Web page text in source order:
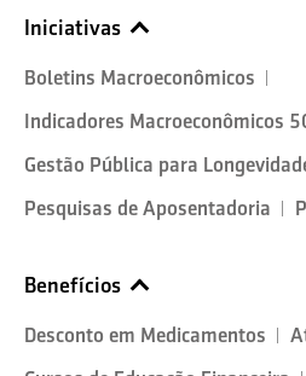
Iniciativas
Boletins Macroeconômicos
Indicadores Macroeconômicos
Gestão Pública para
Pesquisas de Aposentadoria
Benefícios
Desconto em Medicamentos